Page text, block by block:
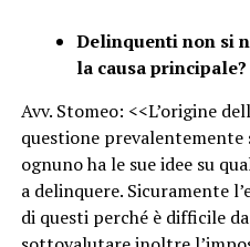
Delinquenti non si
la causa principale?
Avv. Stomeo: <<L’origine
questione prevalentemente
ognuno ha le sue idee su
a delinquere. Sicuramente
di questi perché è difficile